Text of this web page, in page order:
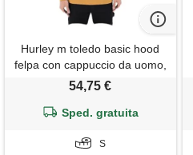
Hurley m toledo basic hood
felpa con cappuccio da uomo,
cheddar, s
54,75 €
Sped. gratuita
S